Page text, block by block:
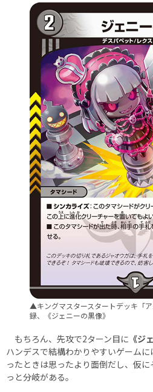
▲キングマスタースタートデッキ「
録、《ジェニーの黒像》
もちろん、先攻で2ターン目に 《ジ
ハンデスで結構わかりやすいゲーム
ったときは思ったより面倒だし、仮
っと分岐がある。